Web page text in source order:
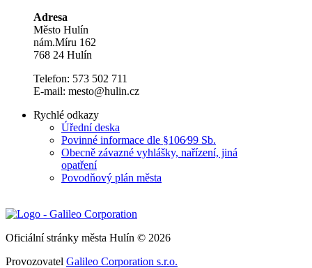
Adresa
Město Hulín
nám.Míru 162
768 24 Hulín
Telefon: 573 502 711
E-mail: mesto@hulin.cz
Rychlé odkazy
Úřední deska
Povinné informace dle §106⁄99 Sb.
Obecně závazné vyhlášky, nařízení, jiná
opatření
Povodňový plán města
Oficiální stránky města Hulín © 2026
Provozovatel Galileo Corporation s.r.o.